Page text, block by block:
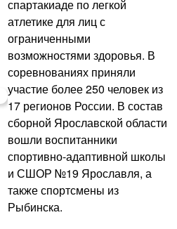
спартакиаде по легкой
атлетике для лиц с
ограниченными
возможностями здоровья. В
соревнованиях приняли
участие более 250 человек из
17 регионов России. В состав
сборной Ярославской области
вошли воспитанники
спортивно-адаптивной школы
и СШОР №19 Ярославля, а
также спортсмены из
Рыбинска.